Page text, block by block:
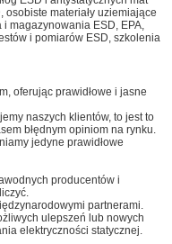
Zatwierdź
osobiste materiały uziemiające
i magazynowania ESD, EPA,
i pomiarów ESD, szkolenia
oferując prawidłowe i jasne
naszych klientów, to jest to
błędnym opiniom na rynku.
jedyne prawidłowe
producentów i
partnerami.
ulepszeń lub nowych
elektryczności statycznej.